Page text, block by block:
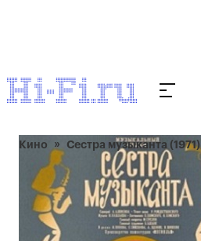
Кино Сестра музыканта (1971)